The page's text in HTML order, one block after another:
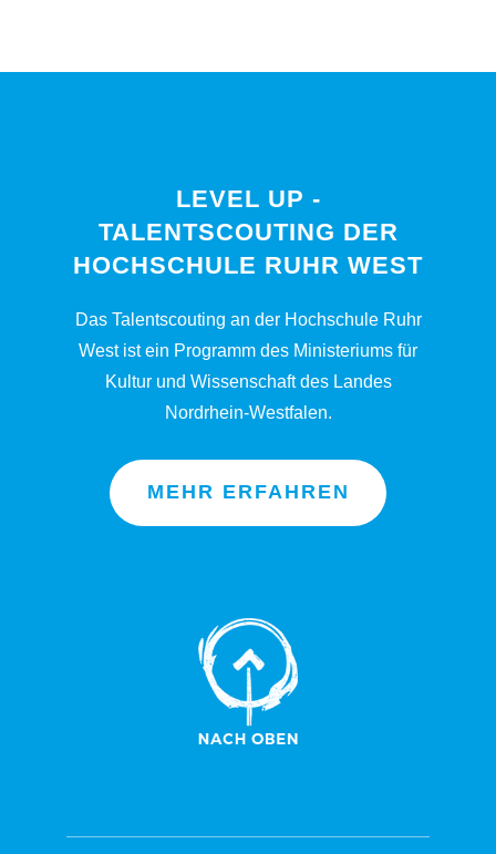
LEVEL UP -
TALENTSCOUTING DER
HOCHSCHULE RUHR WEST
Das Talentscouting an der Hochschule Ruhr
West ist ein Programm des Ministeriums für
Kultur und Wissenschaft des Landes
Nordrhein-Westfalen.
MEHR ERFAHREN